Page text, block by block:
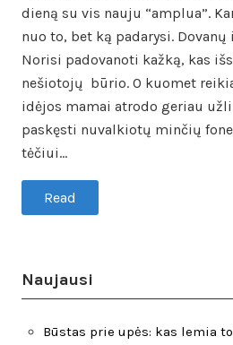
dieną su vis nauju “amplua”.
nuo to, bet ką padarysi.
Norisi padovanoti kažką, kas
nešiotojų būrio. O kuomet
idėjos mamai atrodo geriau
paskęsti nuvalkiotų minčių
tėčiui…
Read
Naujausi
Būstas prie upės: kas lemia